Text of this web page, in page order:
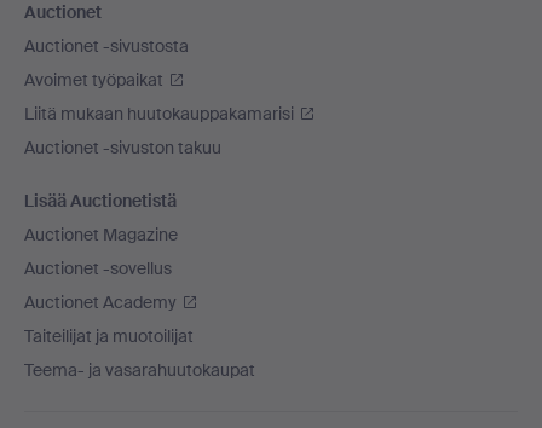
Auctionet
Auctionet -sivustosta
Avoimet työpaikat
Liitä mukaan huutokauppakamarisi
Auctionet -sivuston takuu
Lisää Auctionetistä
Auctionet Magazine
Auctionet -sovellus
Auctionet Academy
Taiteilijat ja muotoilijat
Teema- ja vasarahuutokaupat